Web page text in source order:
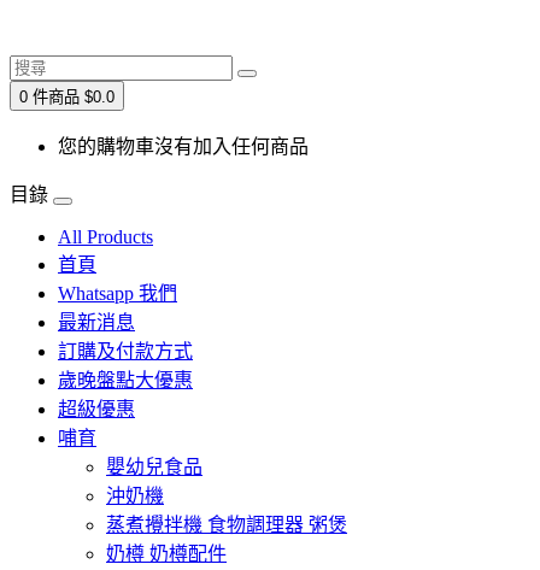
0 件商品 $0.0
您的購物車沒有加入任何商品
目錄
All Products
首頁
Whatsapp 我們
最新消息
訂購及付款方式
歲晚盤點大優惠
超級優惠
哺育
嬰幼兒食品
沖奶機
蒸煮攪拌機 食物調理器 粥煲
奶樽 奶樽配件